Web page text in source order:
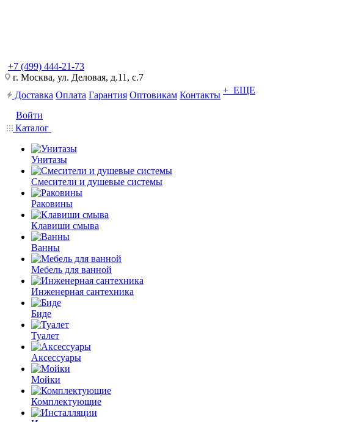
+7 (499) 444-21-73
г. Москва, ул. Деловая, д.11, с.7
Доставка Оплата Гарантия Оптовикам Контакты + ЕЩЕ
Войти
Каталог
Унитазы
Смесители и душевые системы
Раковины
Клавиши смыва
Ванны
Мебель для ванной
Инженерная сантехника
Биде
Туалет
Аксессуары
Мойки
Комплектующие